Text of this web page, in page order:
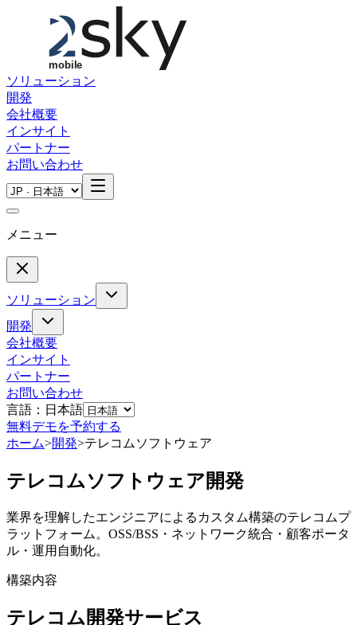
Skip to main content
ソリューション
開発
会社概要
インサイト
パートナー
お問い合わせ
メニュー
ソリューション
開発
会社概要
インサイト
パートナー
お問い合わせ
言語：日本語
無料デモを予約する
ホーム>開発>テレコムソフトウェア
テレコムソフトウェア開発
業界を理解したエンジニアによるカスタム構築のテレコムプ
ラットフォーム。OSS/BSS・ネットワーク統合・顧客ポータ
ル・運用自動化。
構築内容
テレコム開発サービス